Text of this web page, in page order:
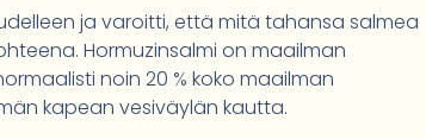
ja varoitti, että mitä tahansa salmea
Hormuzinsalmi on maailman
noin 20 % koko maailman
kapean vesiväylän kautta.